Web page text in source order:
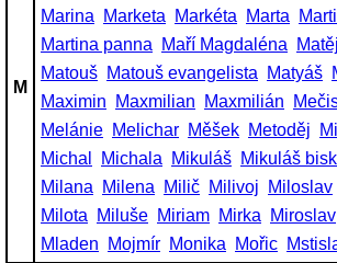
M
Marina
Marketa Markéta Marta
Martina panna
Maří Magdaléna Matěj
Matouš Matouš evangelista Matyáš
Maximin
Maxmilian Maxmilián
Melánie Melichar Měšek Metoděj
Michal
Michala Mikuláš Mikuláš
Milana
Milena Milič Milivoj Miloslav
Milota
Miluše Miriam Mirka Miroslav
Mladen
Mojmír Monika Mořic